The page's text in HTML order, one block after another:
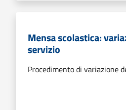
Mensa scolastica:
servizio
Procedimento di variazione